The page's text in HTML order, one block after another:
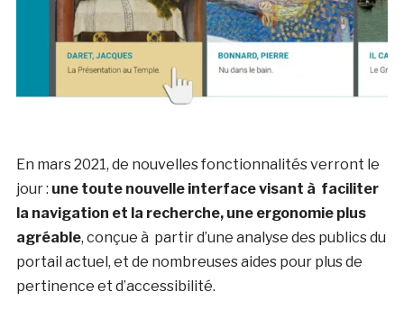
En mars 2021, de nouvelles fonctionnalités verront le
jour : une toute nouvelle interface visant à faciliter
la navigation et la recherche, une ergonomie plus
agréable, conçue à partir d’une analyse des publics du
portail actuel, et de nombreuses aides pour plus de
pertinence et d’accessibilité.